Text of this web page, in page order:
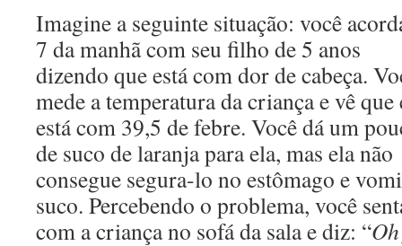
Imagine a seguinte situação: você
7 da manhã com seu filho de 5 anos
dizendo que está com dor de cabeça.
mede a temperatura da criança e vê que
está com 39,5 de febre. Você dá um
de suco de laranja para ela, mas ela não
consegue segura-lo no estômago e
suco. Percebendo o problema, você
com a criança no sofá da sala e diz: “